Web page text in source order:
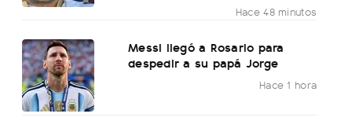
Hace 48 minutos
Messi llegó a Rosario para
despedir a su papá Jorge
Hace 1 hora